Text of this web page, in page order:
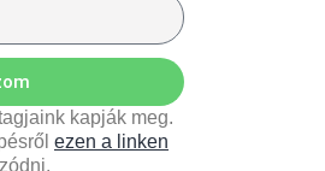
kapják meg.
ezen a linken